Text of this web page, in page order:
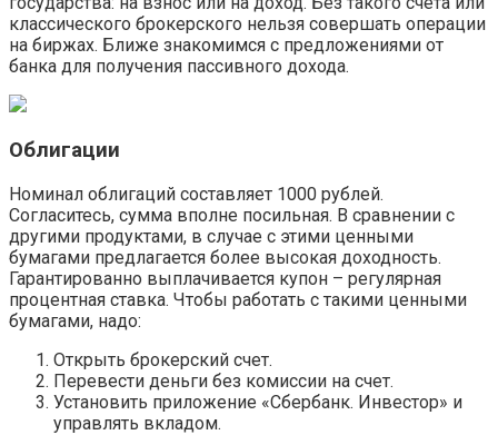
классического брокерского нельзя совершать операции
на биржах. Ближе знакомимся с предложениями от
банка для получения пассивного дохода.
Облигации
Номинал облигаций составляет 1000 рублей.
Согласитесь, сумма вполне посильная. В сравнении с
другими продуктами, в случае с этими ценными
бумагами предлагается более высокая доходность.
Гарантированно выплачивается купон – регулярная
процентная ставка. Чтобы работать с такими ценными
бумагами, надо:
Открыть брокерский счет.
Перевести деньги без комиссии на счет.
Установить приложение «Сбербанк. Инвестор» и
управлять вкладом.